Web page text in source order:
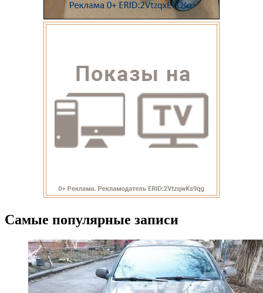
Самые популярные записи